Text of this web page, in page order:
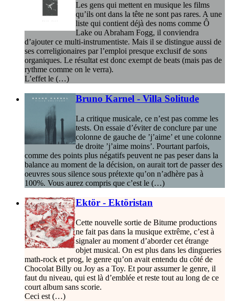
Les gens qui mettent en musique les films
qu’ils ont dans la tête ne sont pas rares. A une
liste qui contient déjà des noms comme Ô
Lake ou Abraham Fogg, il conviendra
d’ajouter ce multi-instrumentiste. Mais il se distingue aussi de
ses correligionaires par l’emploi presque exclusif de sons
organiques. Le résultat est donc exempt de beats (mais pas de
rythme comme on le verra).
L’effet le (…)
Bruno Karnel - Villa Solitude
La critique musicale, ce n’est pas comme les
tests. On essaie d’éviter de conclure par une
colonne de gauche de ’j’aime’ et une colonne
de droite ’j’aime moins’. Pourtant parfois,
comme des points plus négatifs peuvent ne pas peser dans la
balance au moment de la décision, on aurait tort de passer des
oeuvres sous silence sous prétexte qu’on n’adhère pas à
100%. Vous aurez compris que c’est le (…)
Ektör - Ektöristan
Cette nouvelle sortie de Bitume productions
ne fait pas dans la musique extrême, c’est à
signaler au moment d’aborder cet étrange
objet musical. On est plus dans les dingueries
math-rock et prog, le genre qu’on avait entendu du côté de
Chocolat Billy ou Joy as a Toy. Et pour assumer le genre, il
faut du niveau, qui est là d’emblée et reste tout au long de ce
court album sans scorie.
Ceci est (…)